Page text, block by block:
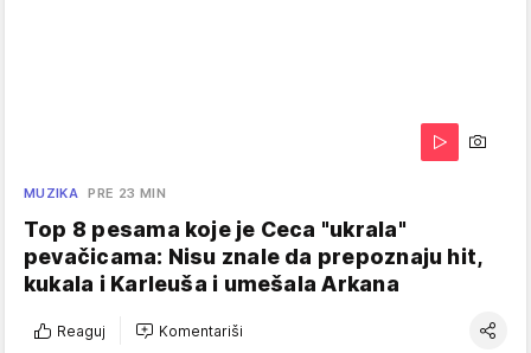
MUZIKA PRE 23 MIN
Top 8 pesama koje je Ceca "ukrala"
pevačicama: Nisu znale da prepoznaju hit,
kukala i Karleuša i umešala Arkana
Reaguj Komentariši